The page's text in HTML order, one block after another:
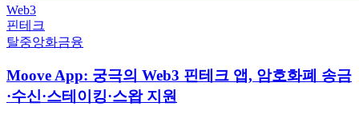
Web3
핀테크
탈중앙화금융
Moove App: 궁극의 Web3 핀테크 앱, 암호화폐 송금
·수신·스테이킹·스왑 지원